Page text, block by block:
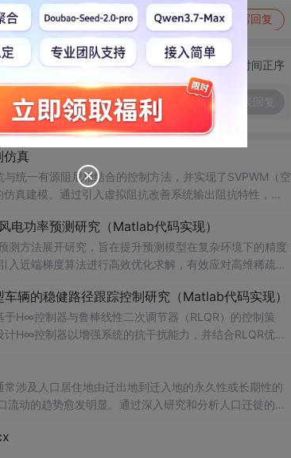
举报 写回复
切换为时间正序
仿真
统一有源阻尼相结合的控制方法，并实现了SVPWM（空
真建模。通过引入虚拟阻抗改善系统输出阻抗特性，结
及正负序分离、中点电位平衡、DPWMA调制等关键技
仿真环境的专业人士；; 使用场景及目标：
读者结合提供的Simulin
作用机制，深入理解不同调制策略对系统性能的影响，
提升对复杂电网环境下并网系统稳定运行机制的认知水
电功率预测研究（Matlab代码实现）
方法展开研究，旨在提升预测模型在复杂环境下的精度
近端梯度算法进行高效优化求解，有效应对高维稀疏数
电力系统、机器学习、路径规划等多个领域的相关科研
（如凸优化、统
或机器学习等领域的科研人员、工程技术人员及研究
扩展的Matlab代码实例，便于算法改进与对比实验；
阅读建议：此资源以算法实现为
近端梯度算法的迭代流程与收敛特性，重点关注正则化
辆的稳健路径跟踪控制研究（Matlab代码实现）
H∞控制器与鲁棒线性二次调节器（RLQR）的控制策
H∞控制器以增强系统的抗干扰能力，并结合RLQR优化
扰动条件下的鲁棒控制问题提供算法参考与实现范例；
控制器的设计流程与参数整定方法，同时可通过修改模
涉及人口居住地由迁出地到迁入地的永久性或长期性的
动的趋势愈发明显。通过深入研究和分析人口迁徙的年